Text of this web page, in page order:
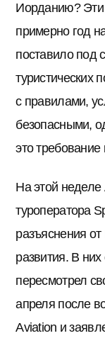
Иорданию?
примерно год
поставило под
туристических
с правилами,
безопасными,
это
На этой
туроператора
разъяснения
развития. В
пересмотрел
апреля после
Aviation и